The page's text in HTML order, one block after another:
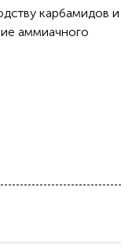
карбамидов и
аммиачного